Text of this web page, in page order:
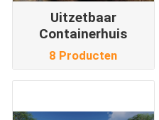
Uitzetbaar
Containerhuis
8 Producten